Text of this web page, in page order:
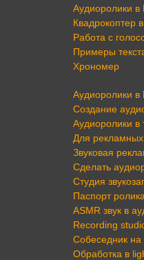
Аудиоролики в
Квадрокоптер
Работа с
Примеры
Хрономер
Аудиоролики в
Создание
Аудиоролики в
Для рекламных
Звуковая
Сделать
Студия
Паспорт ролика
ASMR звук в
Recording
Собеседник на
Обработка в